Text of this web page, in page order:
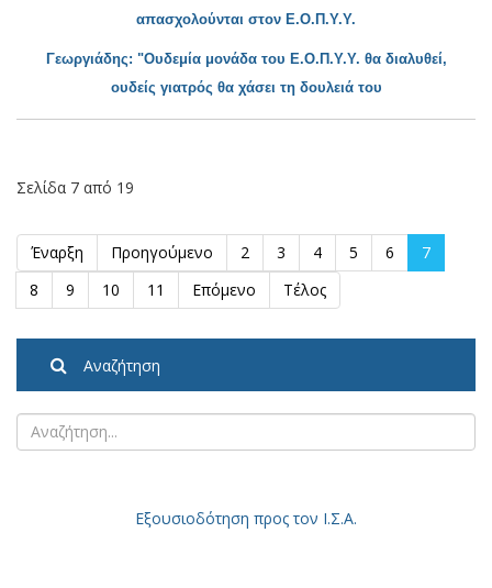
απασχολούνται στον Ε.Ο.Π.Υ.Υ.
Γεωργιάδης: "Ουδεμία μονάδα του Ε.Ο.Π.Υ.Υ. θα διαλυθεί,
ουδείς γιατρός θα χάσει τη δουλειά του
Σελίδα 7 από 19
Έναρξη Προηγούμενο 2 3 4 5 6
7
8
9 10 11 Επόμενο Τέλος
Αναζήτηση
Εξουσιοδότηση προς τον Ι.Σ.Α.